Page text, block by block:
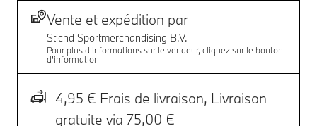
Livraison
Vente et expédition par
Stichd Sportmerchandising B.V.
Pour plus d'informations sur le vendeur, cliquez sur le bouton
d'information.
4,95 € Frais de livraison, Livraison
gratuite via 75,00 €